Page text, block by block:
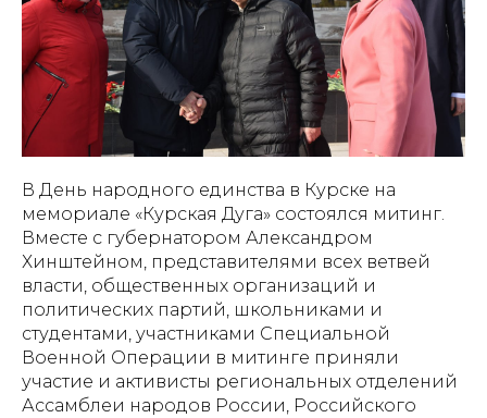
В День народного единства в Курске на
мемориале «Курская Дуга» состоялся митинг.
Вместе с губернатором Александром
Хинштейном, представителями всех ветвей
власти, общественных организаций и
политических партий, школьниками и
студентами, участниками Специальной
Военной Операции в митинге приняли
участие и активисты региональных отделений
Ассамблеи народов России, Российского